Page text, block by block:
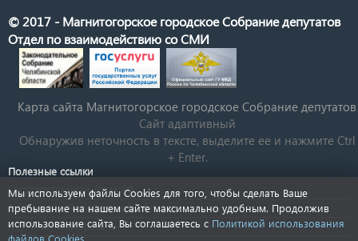
© 2017 - Магнитогорское городское Собрание депутатов
Отдел по взаимодействию со СМИ
Карта сайта Магнитогорское городское Cобрание депутатов
Сайт адаптивный
Обнаружив неточность в тексте, выделите ее и нажмите Ctrl
+ Enter.
Полезные ссылки
Государственная Дума РФ
Губернатор Челябинской области
КСП Магнитогорска
Мы используем файлы Cookies для того, чтобы сделать Ваше
пребывание на нашем сайте максимально удобным. Продолжив
использование сайта, Вы соглашаетесь с Политикой использования
файлов Cookies